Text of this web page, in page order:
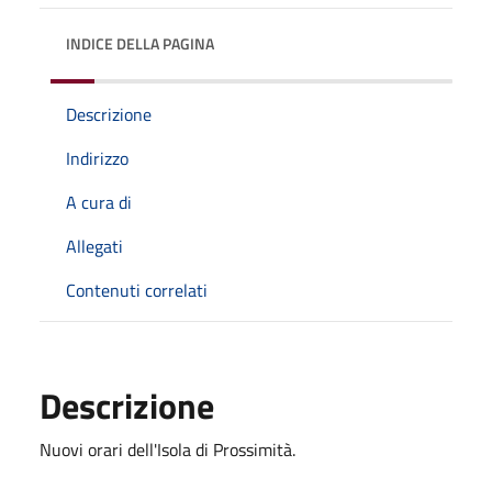
INDICE DELLA PAGINA
Descrizione
Indirizzo
A cura di
Allegati
Contenuti correlati
Descrizione
Nuovi orari dell'Isola di Prossimità.